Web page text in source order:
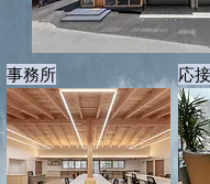
事務所 応